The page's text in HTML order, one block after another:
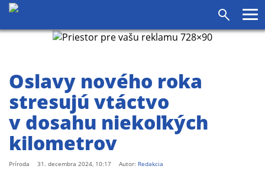
Oslavy nového roka
stresujú vtáctvo
v dosahu niekoľkých
kilometrov
Príroda 31. decembra 2024, 10:17 Autor: Redakcia